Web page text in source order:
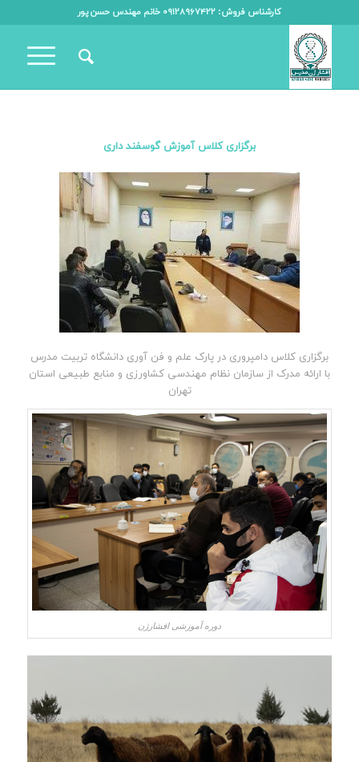
کارشناس فروش: ۰۹۱۲۸۹۶۷۴۲۲ خانم مهندس حسن پور
برگزاری کلاس آموزش گوسفند داری
برگزاری کلاس دامپروری در پارک علم و فن آوری دانشگاه تربیت مدرس
با ارائه مدرک از سازمان نظام مهندسی کشاورزی و منابع طبیعی استان
تهران
دوره آموزشی افشارژن